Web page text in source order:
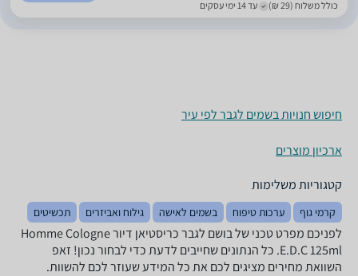
כולל משלוח (29 ₪) עד 14 ימי עסקים
חיפוש חנויות בשמים לגבר לפי עיר
ארכיון מוצרים
קטגוריות משלימות
קרמי גוף ערכות טיפוח בשמים לאישה גילוח ואביזרים תכשיטים
לפניכם מפרט טכני של בושם לגבר כריסטיאן דיור Homme Cologne
E.D.C 125ml. כל הנתונים שחייבים לדעת כדי לבחור נכון! זאפ
השוואת מחירים מציגים לכם את כל המידע שעוזר לכם להשוות.